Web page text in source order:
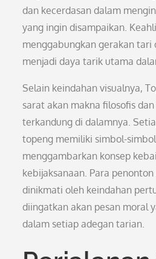
dan kecerdasan dalam
yang ingin disampaikan.
menggabungkan gerakan tari
menjadi daya tarik utama
Selain keindahan visualnya,
sarat akan makna filosofis
terkandung di dalamnya.
topeng memiliki simbol-
menggambarkan konsep
kebijaksanaan. Para
dinikmati oleh keindahan
diingatkan akan pesan moral
dalam setiap adegan tarian.